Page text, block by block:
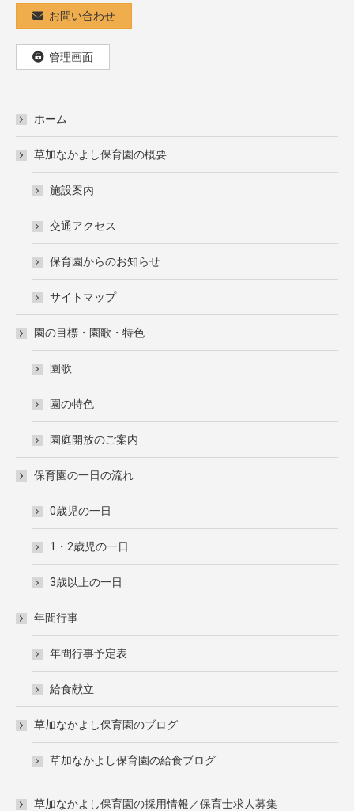
お問い合わせ
管理画面
ホーム
草加なかよし保育園の概要
施設案内
交通アクセス
保育園からのお知らせ
サイトマップ
園の目標・園歌・特色
園歌
園の特色
園庭開放のご案内
保育園の一日の流れ
0歳児の一日
1・2歳児の一日
3歳以上の一日
年間行事
年間行事予定表
給食献立
草加なかよし保育園のブログ
草加なかよし保育園の給食ブログ
草加なかよし保育園の採用情報／保育士求人募集